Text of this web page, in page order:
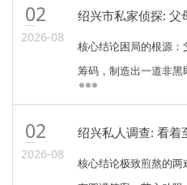
圈分组、···
02
2026-08
绍兴市私家侦探: 父
核心结论困局的根源
筹码，制造出一道非
掉你的人生···
02
2026-08
绍兴私人调查: 看着
核心结论极致煎熬的